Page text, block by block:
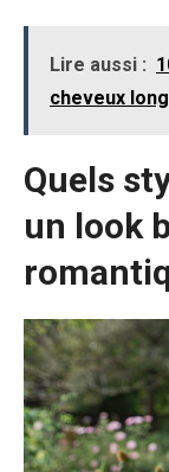
Lire aussi :
cheveux
Quels
un look